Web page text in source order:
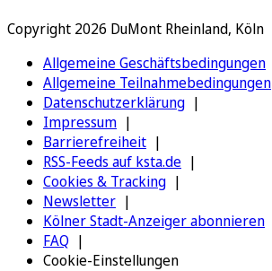
Copyright 2026 DuMont Rheinland, Köln
Allgemeine Geschäftsbedingungen
Allgemeine Teilnahmebedingungen
Datenschutzerklärung
Impressum
Barrierefreiheit
RSS-Feeds auf ksta.de
Cookies & Tracking
Newsletter
Kölner Stadt-Anzeiger abonnieren
FAQ
Cookie-Einstellungen